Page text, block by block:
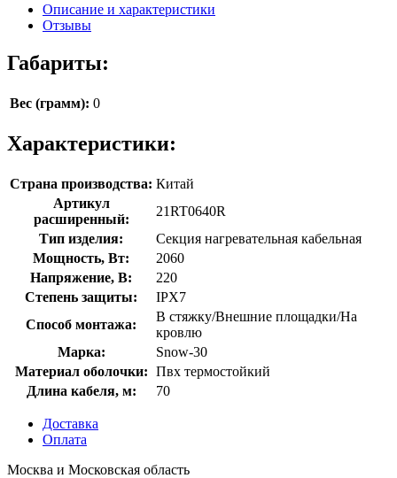
Описание и характеристики
Отзывы
Габариты:
Вес (грамм): 0
Характеристики:
Страна производства: Китай
Артикул
расширенный:
21RT0640R
Тип изделия:
Секция нагревательная кабельная
Мощность, Вт:
2060
Напряжение, В:
220
Степень защиты:
IPX7
Способ монтажа:
В стяжку/Внешние площадки/На
кровлю
Марка:
Snow-30
Материал оболочки: Пвх термостойкий
Длина кабеля, м:
70
Доставка
Оплата
Москва и Московская область